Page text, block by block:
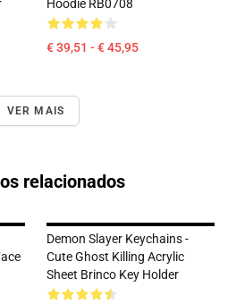
Hoodie RB0708
€ 39,51 - € 45,95
VER MAIS
relacionados
Demon Slayer Keychains -
Cute Ghost Killing Acrylic
Sheet Brinco Key Holder